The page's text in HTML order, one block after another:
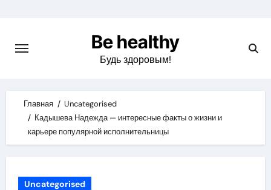
content
Be healthy
Будь здоровым!
Главная
Uncategorised
Кадышева Надежда — интересные факты о жизни и
карьере популярной исполнительницы
Uncategorised